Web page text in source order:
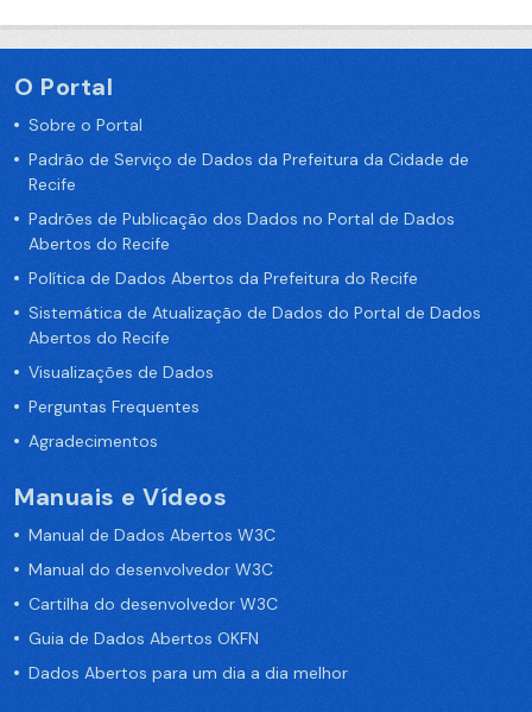
O Portal
Sobre o Portal
Padrão de Serviço de Dados da Prefeitura da Cidade de
Recife
Padrões de Publicação dos Dados no Portal de Dados
Abertos do Recife
Política de Dados Abertos da Prefeitura do Recife
Sistemática de Atualização de Dados do Portal de Dados
Abertos do Recife
Visualizações de Dados
Perguntas Frequentes
Agradecimentos
Manuais e Vídeos
Manual de Dados Abertos W3C
Manual do desenvolvedor W3C
Cartilha do desenvolvedor W3C
Guia de Dados Abertos OKFN
Dados Abertos para um dia a dia melhor